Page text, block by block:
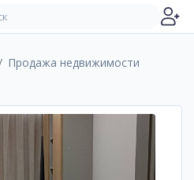
Продажа недвижимости